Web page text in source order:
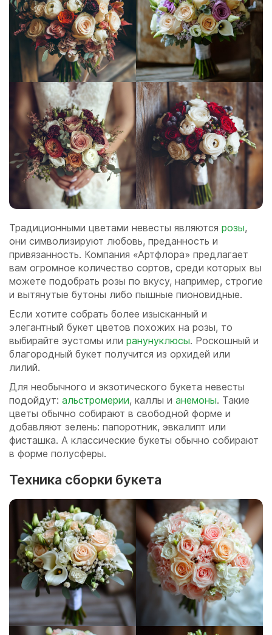
Традиционными цветами невесты являются розы,
они символизируют любовь, преданность и
привязанность. Компания «Артфлора» предлагает
вам огромное количество сортов, среди которых вы
можете подобрать розы по вкусу, например, строгие
и вытянутые бутоны либо пышные пионовидные.
Если хотите собрать более изысканный и
элегантный букет цветов похожих на розы, то
выбирайте эустомы или ранунуклюсы. Роскошный и
благородный букет получится из орхидей или
лилий.
Для необычного и экзотического букета невесты
подойдут: альстромерии, каллы и анемоны. Такие
цветы обычно собирают в свободной форме и
добавляют зелень: папоротник, эвкалипт или
фисташка. А классические букеты обычно собирают
в форме полусферы.
Техника сборки букета